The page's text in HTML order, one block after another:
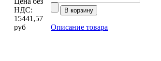
НДС:
15441,57
руб
Описание товара